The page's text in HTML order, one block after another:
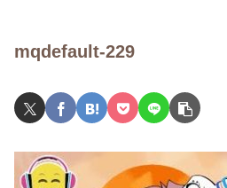
mqdefault-229